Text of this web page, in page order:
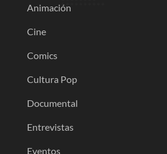
Animación
Cine
Comics
Cultura Pop
Documental
Entrevistas
Eventos